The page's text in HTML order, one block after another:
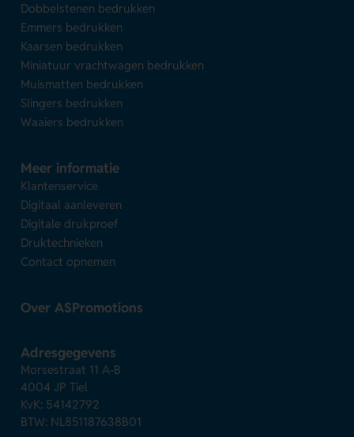
Dobbelstenen bedrukken
Emmers bedrukken
Kaarsen bedrukken
Miniatuur vrachtwagen bedrukken
Muismatten bedrukken
Slingers bedrukken
Waaiers bedrukken
Meer informatie
Klantenservice
Digitaal aanleveren
Digitale drukproef
Druktechnieken
Contact opnemen
Over ASPromotions
Adresgegevens
Morsestraat 11 A-B
4004 JP Tiel
KvK: 54142792
BTW: NL851187638B01